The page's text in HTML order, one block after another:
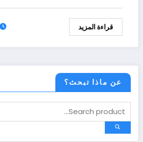
قراءة المزيد
عن ماذا تبحث؟